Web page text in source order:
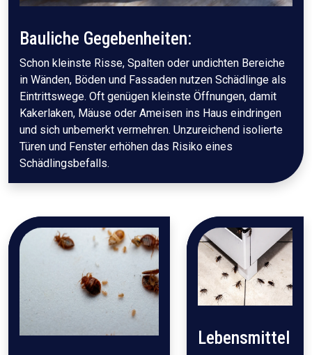
Bauliche Gegebenheiten:
Schon kleinste Risse, Spalten oder undichten Bereiche
in Wänden, Böden und Fassaden nutzen Schädlinge als
Eintrittswege. Oft genügen kleinste Öffnungen, damit
Kakerlaken, Mäuse oder Ameisen ins Haus eindringen
und sich unbemerkt vermehren. Unzureichend isolierte
Türen und Fenster erhöhen das Risiko eines
Schädlingsbefalls.
Lebensmittel